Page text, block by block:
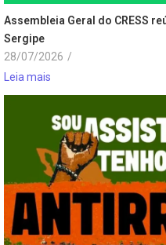
Assembleia Geral do CRESS
Sergipe
28/07/2026 /
Leia mais